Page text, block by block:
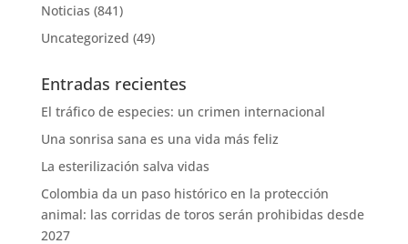
Noticias (841)
Uncategorized (49)
Entradas recientes
El tráfico de especies: un crimen internacional
Una sonrisa sana es una vida más feliz
La esterilización salva vidas
Colombia da un paso histórico en la protección
animal: las corridas de toros serán prohibidas desde
2027